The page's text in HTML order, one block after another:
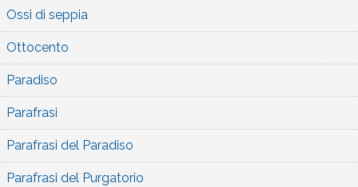
Ossi di seppia
Ottocento
Paradiso
Parafrasi
Parafrasi del Paradiso
Parafrasi del Purgatorio